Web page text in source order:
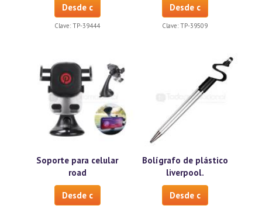
Desde c
Clave: TP-39444
Desde c
Clave: TP-39509
Soporte para celular
road
Desde c
Bolígrafo de plástico
liverpool.
Desde c